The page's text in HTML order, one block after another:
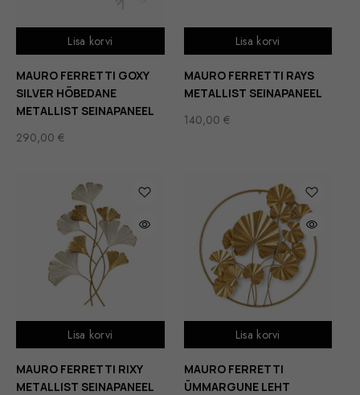
Lisa korvi
MAURO FERRETTI GOXY
SILVER HÕBEDANE
METALLIST SEINAPANEEL
290,00 €
Lisa korvi
MAURO FERRETTI RAYS
METALLIST SEINAPANEEL
140,00 €
Lisa korvi
MAURO FERRETTI RIXY
METALLIST SEINAPANEEL
Lisa korvi
MAURO FERRETTI
ÜMMARGUNE LEHT